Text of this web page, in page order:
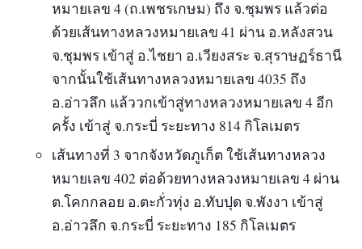
หมายเลข 4 (ถ.เพชรเกษม) ถึง จ.ชุมพร แล้วต่อ
ด้วยเส้นทางหลวงหมายเลข 41 ผ่าน อ.หลังสวน
จ.ชุมพร เข้าสู่ อ.ไชยา อ.เวียงสระ จ.สุราษฏร์ธานี
จากนั้นใช้เส้นทางหลวงหมายเลข 4035 ถึง
อ.อ่าวลึก แล้ววกเข้าสู่ทางหลวงหมายเลข 4 อีก
ครั้ง เข้าสู่ จ.กระบี่ ระยะทาง 814 กิโลเมตร
เส้นทางที่ 3 จากจังหวัดภูเก็ต ใช้เส้นทางหลวง
หมายเลข 402 ต่อด้วยทางหลวงหมายเลข 4 ผ่าน
ต.โคกกลอย อ.ตะกั่วทุ่ง อ.ทับปุด จ.พังงา เข้าสู่
อ.อ่าวลึก จ.กระบี่ ระยะทาง 185 กิโลเมตร